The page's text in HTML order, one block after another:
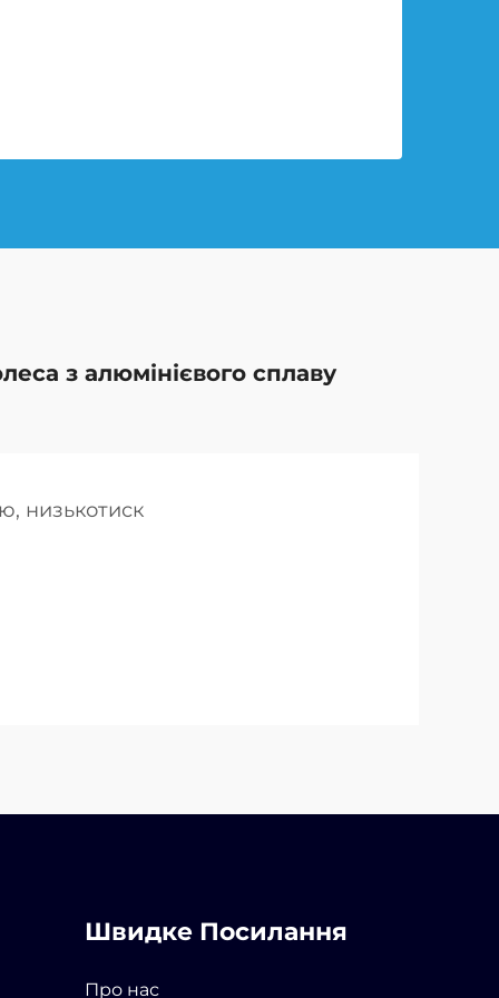
з алюмінієвого сплаву
низькотиск
Швидке Посилання
Про нас